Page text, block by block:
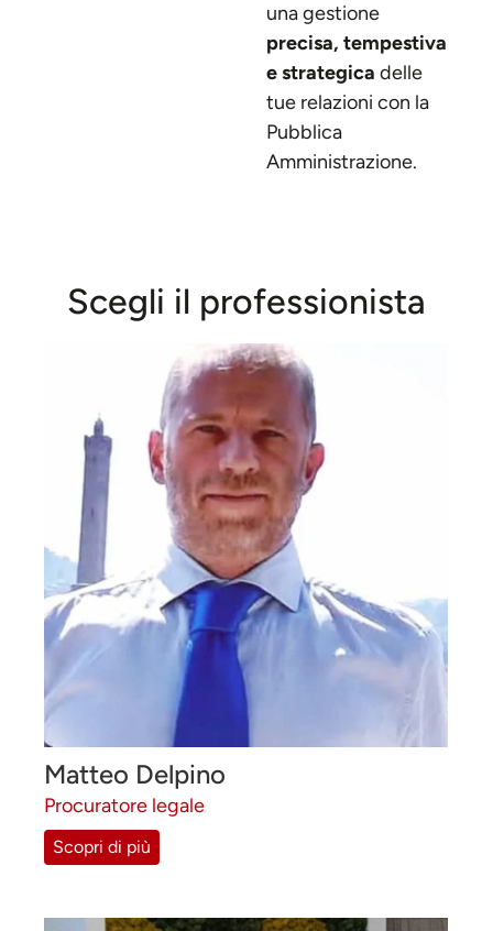
una gestione
precisa, tempestiva
e strategica delle
tue relazioni con la
Pubblica
Amministrazione.
Scegli il professionista
Matteo Delpino
Procuratore legale
Scopri di più